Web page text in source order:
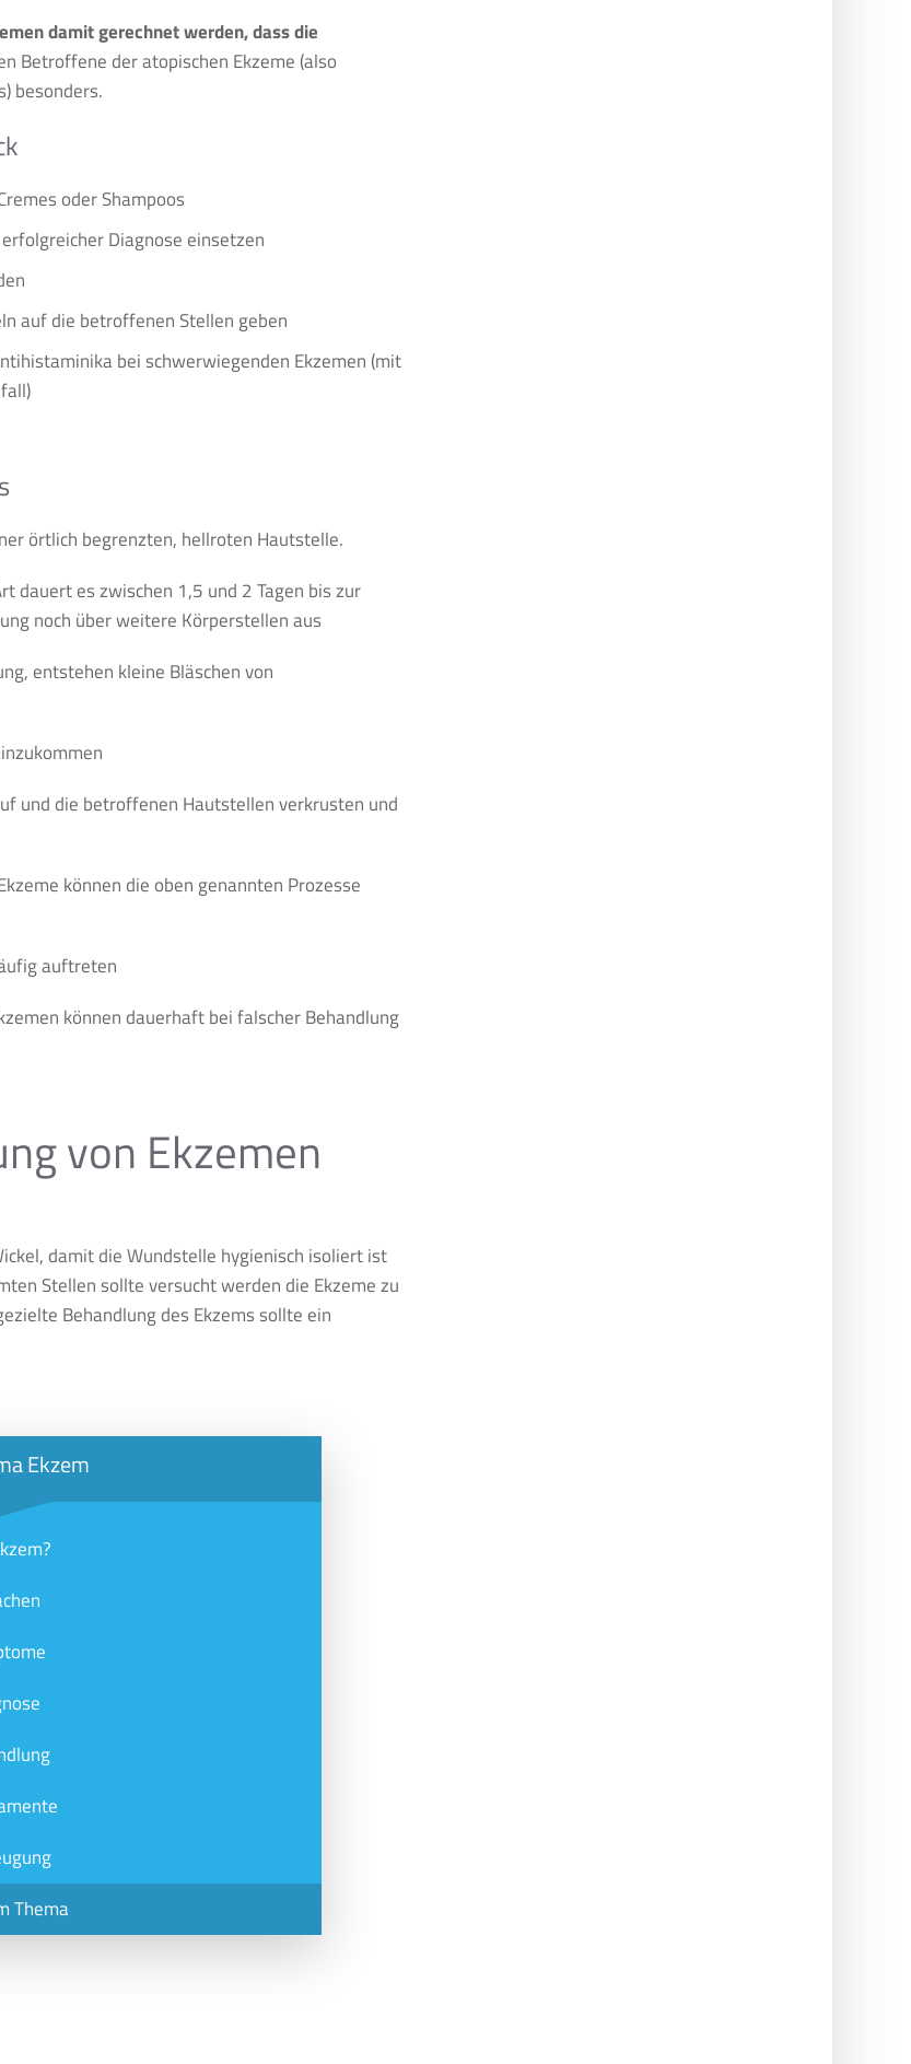
damit gerechnet werden, dass die
Betroffene der atopischen Ekzeme (also
besonders.
oder Shampoos
Diagnose einsetzen
auf die betroffenen Stellen geben
bei schwerwiegenden Ekzemen (mit
örtlich begrenzten, hellroten Hautstelle.
dauert es zwischen 1,5 und 2 Tagen bis zur
noch über weitere Körperstellen aus
entstehen kleine Bläschen von
und die betroffenen Hautstellen verkrusten und
können die oben genannten Prozesse
auftreten
können dauerhaft bei falscher Behandlung
von Ekzemen
damit die Wundstelle hygienisch isoliert ist
Stellen sollte versucht werden die Ekzeme zu
Behandlung des Ekzems sollte ein
Ekzem
Thema